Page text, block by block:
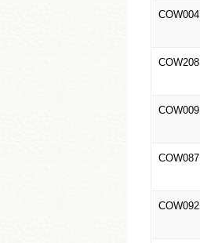
COW004
COW208
COW009
COW087
COW092